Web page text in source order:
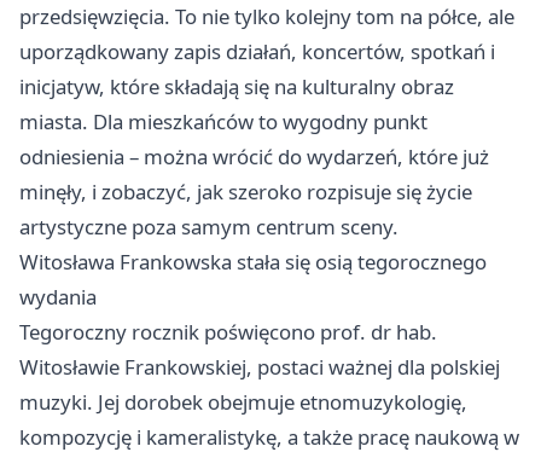
przedsięwzięcia. To nie tylko kolejny tom na półce, ale
uporządkowany zapis działań, koncertów, spotkań i
inicjatyw, które składają się na kulturalny obraz
miasta. Dla mieszkańców to wygodny punkt
odniesienia – można wrócić do wydarzeń, które już
minęły, i zobaczyć, jak szeroko rozpisuje się życie
artystyczne poza samym centrum sceny.
Witosława Frankowska stała się osią tegorocznego
wydania
Tegoroczny rocznik poświęcono prof. dr hab.
Witosławie Frankowskiej, postaci ważnej dla polskiej
muzyki. Jej dorobek obejmuje etnomuzykologię,
kompozycję i kameralistykę, a także pracę naukową w